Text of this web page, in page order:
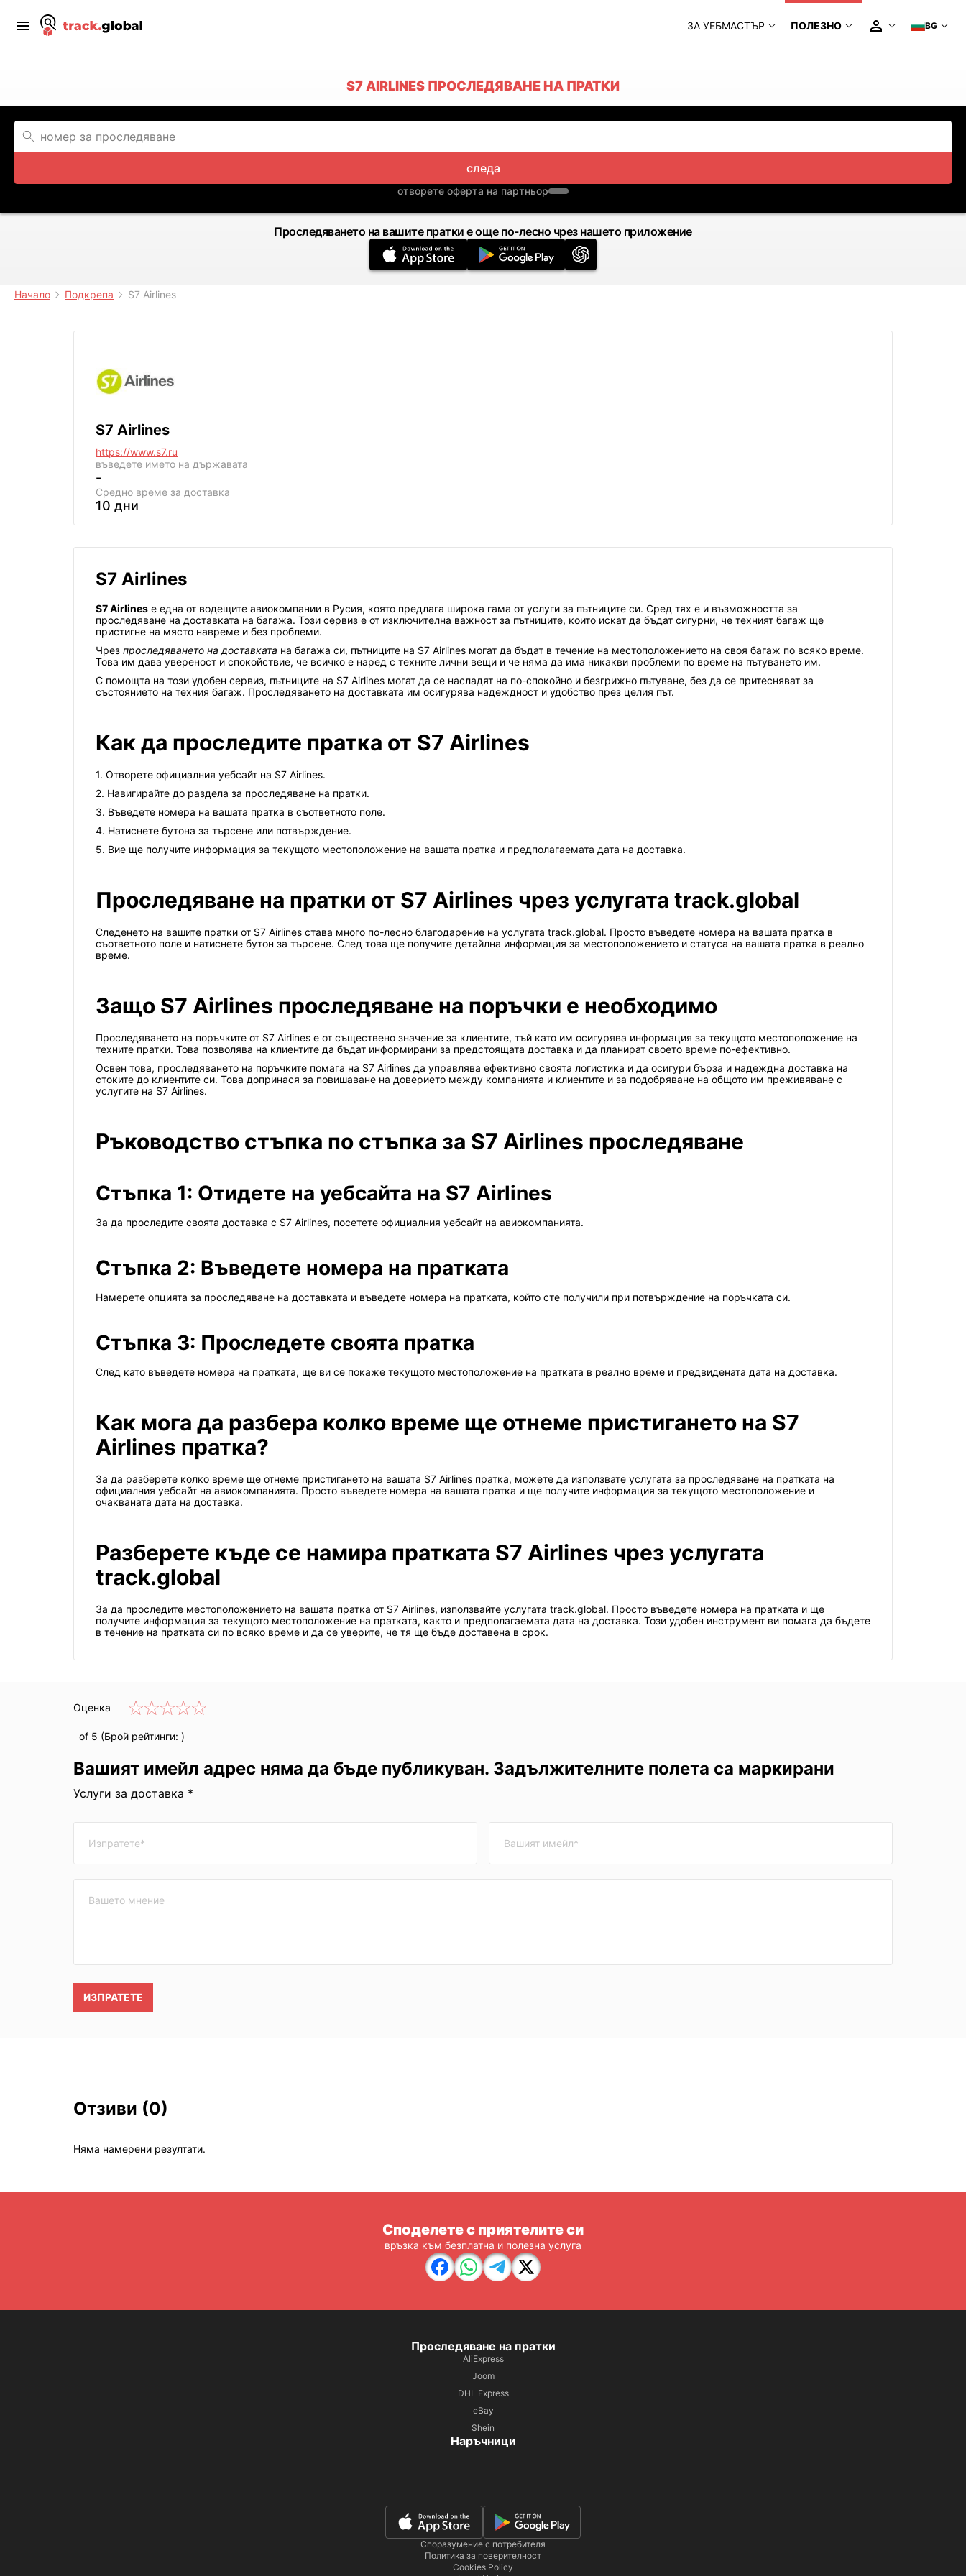
ЗА УЕБМАСТЪР ПОЛЕЗНО BG
S7 AIRLINES ПРОСЛЕДЯВАНЕ НА ПРАТКИ
следа
отворете оферта на партньор
Проследяването на вашите пратки е още по-лесно чрез нашето приложение
Начало Подкрепа S7 Airlines
S7 Airlines
https://www.s7.ru
въведете името на държавата
-
Средно време за доставка
10 дни
S7 Airlines
S7 Airlines е една от водещите авиокомпании в Русия, която предлага широка гама от услуги за пътниците си. Сред тях е и възможността за
проследяване на доставката на багажа. Този сервиз е от изключителна важност за пътниците, които искат да бъдат сигурни, че техният багаж ще
пристигне на място навреме и без проблеми.
Чрез проследяването на доставката на багажа си, пътниците на S7 Airlines могат да бъдат в течение на местоположението на своя багаж по всяко време.
Това им дава увереност и спокойствие, че всичко е наред с техните лични вещи и че няма да има никакви проблеми по време на пътуването им.
С помощта на този удобен сервиз, пътниците на S7 Airlines могат да се насладят на по-спокойно и безгрижно пътуване, без да се притесняват за
състоянието на техния багаж. Проследяването на доставката им осигурява надеждност и удобство през целия път.
Как да проследите пратка от S7 Airlines
1. Отворете официалния уебсайт на S7 Airlines.
2. Навигирайте до раздела за проследяване на пратки.
3. Въведете номера на вашата пратка в съответното поле.
4. Натиснете бутона за търсене или потвърждение.
5. Вие ще получите информация за текущото местоположение на вашата пратка и предполагаемата дата на доставка.
Проследяване на пратки от S7 Airlines чрез услугата track.global
Следенето на вашите пратки от S7 Airlines става много по-лесно благодарение на услугата track.global. Просто въведете номера на вашата пратка в
съответното поле и натиснете бутон за търсене. След това ще получите детайлна информация за местоположението и статуса на вашата пратка в реално
време.
Защо S7 Airlines проследяване на поръчки е необходимо
Проследяването на поръчките от S7 Airlines е от съществено значение за клиентите, тъй като им осигурява информация за текущото местоположение на
техните пратки. Това позволява на клиентите да бъдат информирани за предстоящата доставка и да планират своето време по-ефективно.
Освен това, проследяването на поръчките помага на S7 Airlines да управлява ефективно своята логистика и да осигури бърза и надеждна доставка на
стоките до клиентите си. Това допринася за повишаване на доверието между компанията и клиентите и за подобряване на общото им преживяване с
услугите на S7 Airlines.
Ръководство стъпка по стъпка за S7 Airlines проследяване
Стъпка 1: Отидете на уебсайта на S7 Airlines
За да проследите своята доставка с S7 Airlines, посетете официалния уебсайт на авиокомпанията.
Стъпка 2: Въведете номера на пратката
Намерете опцията за проследяване на доставката и въведете номера на пратката, който сте получили при потвърждение на поръчката си.
Стъпка 3: Проследете своята пратка
След като въведете номера на пратката, ще ви се покаже текущото местоположение на пратката в реално време и предвидената дата на доставка.
Как мога да разбера колко време ще отнеме пристигането на S7
Airlines пратка?
За да разберете колко време ще отнеме пристигането на вашата S7 Airlines пратка, можете да използвате услугата за проследяване на пратката на
официалния уебсайт на авиокомпанията. Просто въведете номера на вашата пратка и ще получите информация за текущото местоположение и
очакваната дата на доставка.
Разберете къде се намира пратката S7 Airlines чрез услугата
track.global
За да проследите местоположението на вашата пратка от S7 Airlines, използвайте услугата track.global. Просто въведете номера на пратката и ще
получите информация за текущото местоположение на пратката, както и предполагаемата дата на доставка. Този удобен инструмент ви помага да бъдете
в течение на пратката си по всяко време и да се уверите, че тя ще бъде доставена в срок.
Оценка
of 5 (Брой рейтинги: )
Вашият имейл адрес няма да бъде публикуван. Задължителните полета са маркирани
Услуги за доставка *
ИЗПРАТЕТЕ
Отзиви (0)
Няма намерени резултати.
Споделете с приятелите си
връзка към безплатна и полезна услуга
Проследяване на пратки
AliExpress
Joom
DHL Express
eBay
Shein
Наръчници
Споразумение с потребителя
Политика за поверителност
Cookies Policy